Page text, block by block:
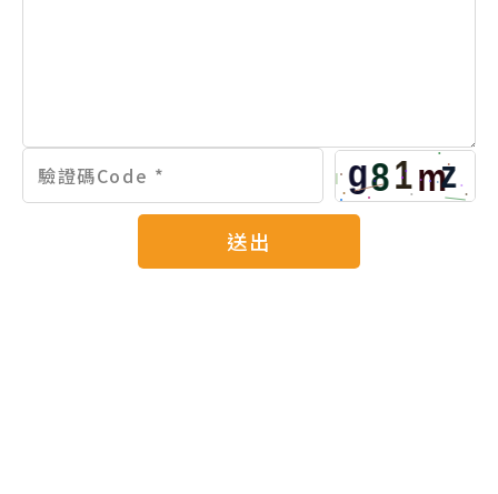
驗證碼Code *
送出